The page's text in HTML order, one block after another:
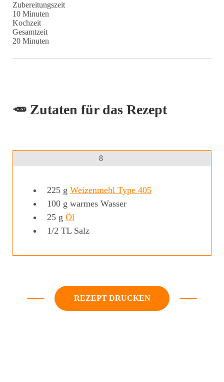
Zubereitungszeit
10Minuten
Minuten
Kochzeit
Gesamtzeit
20Minuten
Minuten
🥕 Zutaten für das Rezept
8
225 g Weizenmehl Type 405
100 g warmes Wasser
25 g Öl
1/2 TL Salz
REZEPT DRUCKEN